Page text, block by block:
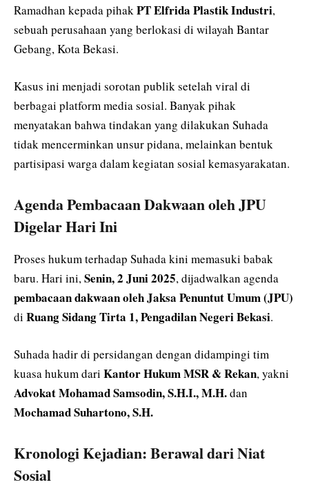
Ramadhan kepada pihakPT Elfrida Plastik Industri,
sebuah perusahaan yang berlokasi di wilayah Bantar
Gebang, Kota Bekasi.
Kasus ini menjadi sorotan publik setelah viral di
berbagai platform media sosial. Banyak pihak
menyatakan bahwa tindakan yang dilakukan Suhada
tidak mencerminkan unsur pidana, melainkan bentuk
partisipasi warga dalam kegiatan sosial kemasyarakatan.
Agenda Pembacaan Dakwaan oleh JPU
Digelar Hari Ini
Proses hukum terhadap Suhada kini memasuki babak
baru. Hari ini,Senin, 2 Juni 2025, dijadwalkan agenda
pembacaan dakwaan oleh Jaksa Penuntut Umum (JPU)
di Ruang Sidang Tirta 1, Pengadilan Negeri Bekasi.
Suhada hadir di persidangan dengan didampingi tim
kuasa hukum dari Kantor Hukum MSR & Rekan, yakni
Advokat Mohamad Samsodin, S.H.I., M.H.dan
Mochamad Suhartono, S.H.
Kronologi Kejadian: Berawal dari Niat
Sosial